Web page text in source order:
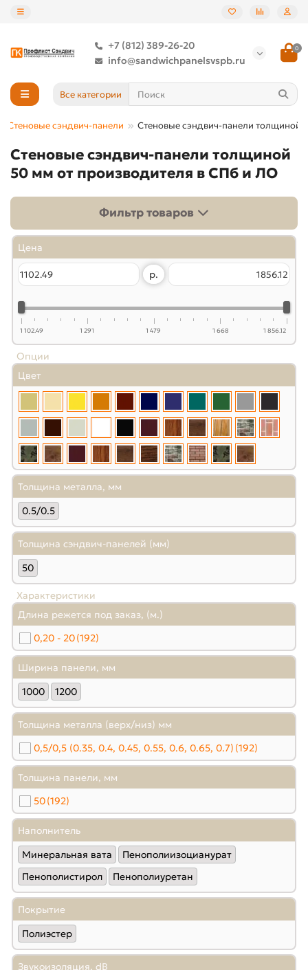
+7 (812) 389-26-20
info@sandwichpanelsvspb.ru
0
Все категории
Стеновые сэндвич-панели Стеновые сэндвич-панели толщиной
Стеновые сэндвич-панели толщиной
50 мм от производителя в СПб и ЛО
Фильтр товаров
Цена
р.
1 102.49 1 291 1 479 1 668 1 856.12
Опции
Цвет
Толщина металла, мм
0.5/0.5
Толщина сэндвич-панелей (мм)
50
Характеристики
Длина режется под заказ, (м.)
0,20 - 20(192)
Ширина панели, мм
1000
1200
Толщина металла (верх/низ) мм
0,5/0,5 (0.35, 0.4, 0.45, 0.55, 0.6, 0.65, 0.7) (192)
Толщина панели, мм
50(192)
Наполнитель
Минеральная вата
Пенополиизоцианурат
Пенополистирол
Пенополиуретан
Покрытие
Полиэстер
Звукоизоляция, dB